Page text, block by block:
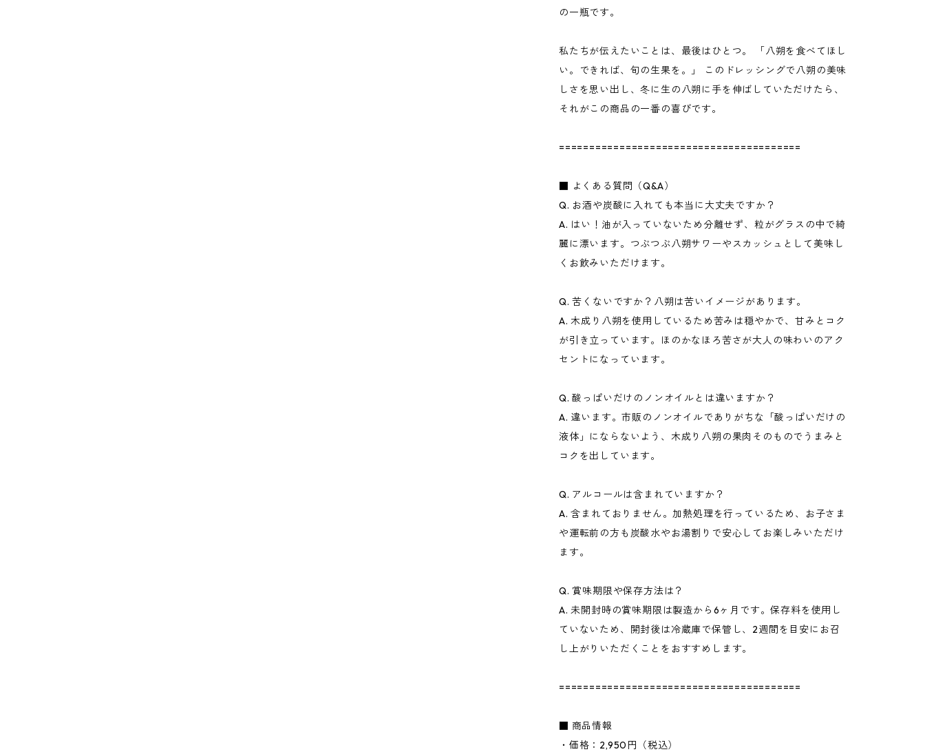
の一瓶です。
私たちが伝えたいことは、最後はひとつ。 「八朔を食べてほし
い。できれば、旬の生果を。」 このドレッシングで八朔の美味
しさを思い出し、冬に生の八朔に手を伸ばしていただけたら、
それがこの商品の一番の喜びです。
========================================
■ よくある質問（Q&A）
Q. お酒や炭酸に入れても本当に大丈夫ですか？
A. はい！油が入っていないため分離せず、粒がグラスの中で綺
麗に漂います。つぶつぶ八朔サワーやスカッシュとして美味し
くお飲みいただけます。
Q. 苦くないですか？八朔は苦いイメージがあります。
A. 木成り八朔を使用しているため苦みは穏やかで、甘みとコク
が引き立っています。ほのかなほろ苦さが大人の味わいのアク
セントになっています。
Q. 酸っぱいだけのノンオイルとは違いますか？
A. 違います。市販のノンオイルでありがちな「酸っぱいだけの
液体」にならないよう、木成り八朔の果肉そのものでうまみと
コクを出しています。
Q. アルコールは含まれていますか？
A. 含まれておりません。加熱処理を行っているため、お子さま
や運転前の方も炭酸水やお湯割りで安心してお楽しみいただけ
ます。
Q. 賞味期限や保存方法は？
A. 未開封時の賞味期限は製造から6ヶ月です。保存料を使用し
ていないため、開封後は冷蔵庫で保管し、2週間を目安にお召
し上がりいただくことをおすすめします。
========================================
■ 商品情報
・価格：2,950円（税込）